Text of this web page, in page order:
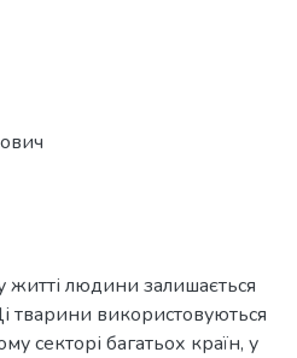
житті людини залишається
тварини використовуються
секторі багатьох країн, у